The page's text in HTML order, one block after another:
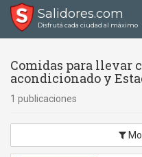
Salidores.com
Disfrutá cada ciudad al máximo
Comidas para llevar
acondicionado y
1 publicaciones